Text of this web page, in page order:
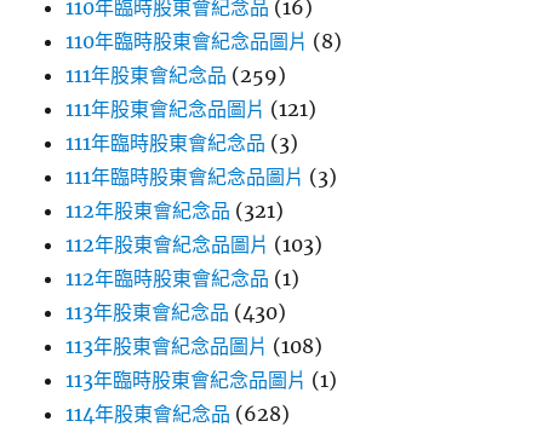
110年臨時股東會紀念品 (16)
110年臨時股東會紀念品圖片 (8)
111年股東會紀念品 (259)
111年股東會紀念品圖片 (121)
111年臨時股東會紀念品 (3)
111年臨時股東會紀念品圖片 (3)
112年股東會紀念品 (321)
112年股東會紀念品圖片 (103)
112年臨時股東會紀念品 (1)
113年股東會紀念品 (430)
113年股東會紀念品圖片 (108)
113年臨時股東會紀念品圖片 (1)
114年股東會紀念品 (628)